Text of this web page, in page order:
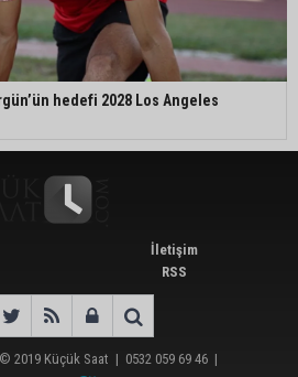
hedefi 2028 Los Angeles
İletişim
RSS
© 2019 Küçük Saat | 0532 059 69 46 |